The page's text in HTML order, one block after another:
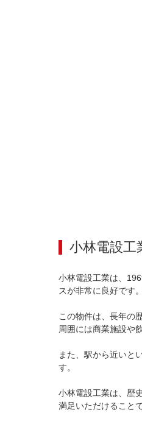
小林電設工
小林電設工業は、
スが非常に良好です
この物件は、長年の
周囲には商業施設や
また、駅から近いと
す。
小林電設工業は、歴
満足いただけること